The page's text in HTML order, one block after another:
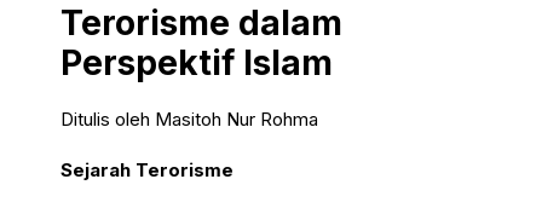
Terorisme dalam
Perspektif Islam
Ditulis oleh Masitoh Nur Rohma
Sejarah Terorisme